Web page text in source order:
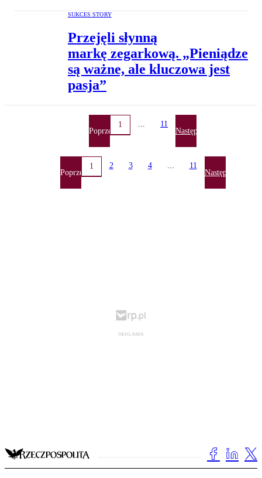
SUKCES STORY
Przejęli słynną
markę zegarkową. „Pieniądze
są ważne, ale kluczowa jest
pasja”
Poprzednia
1 ... 11
Następna
Poprzednia
1 2 3 4 ... 11
Następna